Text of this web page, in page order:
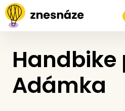
Handbike
Adámka